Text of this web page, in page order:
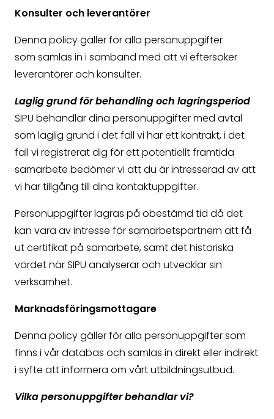
Konsulter och leverantörer
Denna policy gäller för alla personuppgifter
som samlas in i samband med att vi eftersöker
leverantörer och konsulter.
Laglig grund för behandling och lagringsperiod
SIPU behandlar dina personuppgifter med avtal
som laglig grund i det fall vi har ett kontrakt, i det
fall vi registrerat dig för ett potentiellt framtida
samarbete bedömer vi att du är intresserad av att
vi har tillgång till dina kontaktuppgifter.
Personuppgifter lagras på obestämd tid då det
kan vara av intresse för samarbetspartnern att få
ut certifikat på samarbete, samt det historiska
värdet när SIPU analyserar och utvecklar sin
verksamhet.
Marknadsföringsmottagare
Denna policy gäller för alla personuppgifter som
finns i vår databas och samlas in direkt eller indirekt
i syfte att informera om vårt utbildningsutbud.
Vilka personuppgifter behandlar vi?